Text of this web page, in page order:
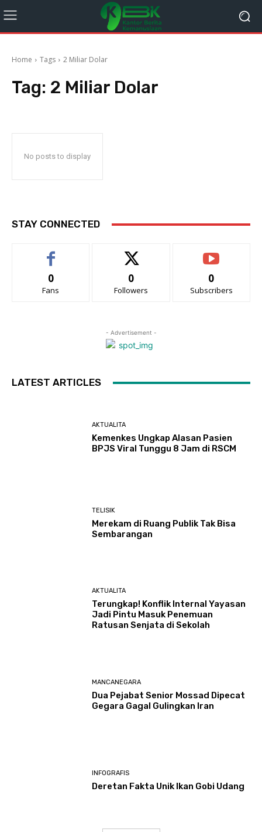
Home Tags 2 Miliar Dolar
Tag: 2 Miliar Dolar
No posts to display
STAY CONNECTED
0
Fans
0
Followers
0
Subscribers
- Advertisement -
LATEST ARTICLES
AKTUALITA
Kemenkes Ungkap Alasan Pasien
BPJS Viral Tunggu 8 Jam di RSCM
TELISIK
Merekam di Ruang Publik Tak Bisa
Sembarangan
AKTUALITA
Terungkap! Konflik Internal Yayasan
Jadi Pintu Masuk Penemuan
Ratusan Senjata di Sekolah
MANCANEGARA
Dua Pejabat Senior Mossad Dipecat
Gegara Gagal Gulingkan Iran
INFOGRAFIS
Deretan Fakta Unik Ikan Gobi Udang